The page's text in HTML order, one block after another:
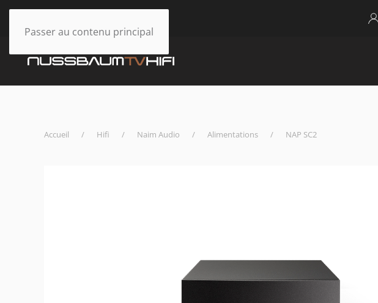
Passer au contenu principal
Accueil Hifi Naim Audio Alimentations NAP SC2